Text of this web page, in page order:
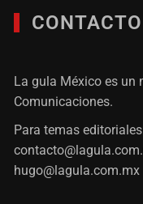
CONTACTO
La gula México es un
Comunicaciones.
Para temas
hugo@lagula.com.mx